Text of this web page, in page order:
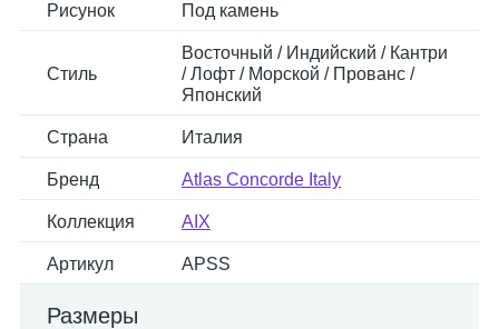
Рисунок Под камень
Стиль
Восточный / Индийский / Кантри
/ Лофт / Морской / Прованс /
Японский
Страна Италия
Бренд Atlas Concorde Italy
Коллекция AIX
Артикул APSS
Размеры